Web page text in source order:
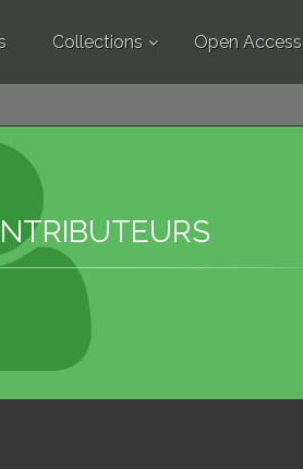
Collections Open Access